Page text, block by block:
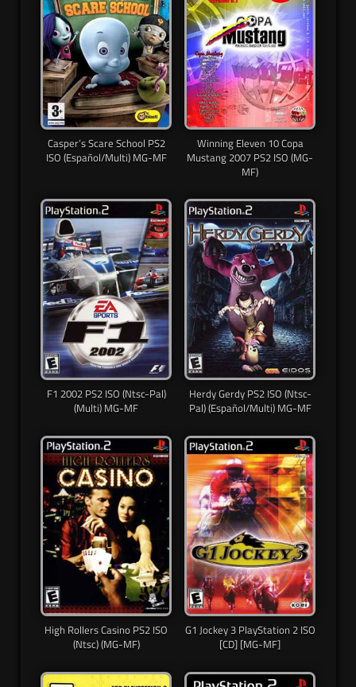
Casper’s Scare School PS2
ISO (Español/Multi) MG-MF
Winning Eleven 10 Copa
Mustang 2007 PS2 ISO (MG-
MF)
F1 2002 PS2 ISO (Ntsc-Pal)
(Multi) MG-MF
Herdy Gerdy PS2 ISO (Ntsc-
Pal) (Español/Multi) MG-MF
High Rollers Casino PS2 ISO
(Ntsc) (MG-MF)
G1 Jockey 3 PlayStation 2 ISO
[CD] [MG-MF]